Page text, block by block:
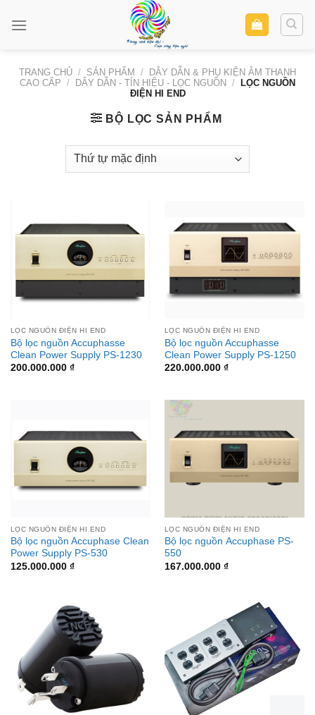
TRANG CHỦ / SẢN PHẨM /
DÂY DẪN & PHỤ KIỆN ÂM THANH
CAO CẤP
/ DÂY DẪN - TÍN HIỆU - LỌC NGUỒN /
LỌC NGUỒN
ĐIỆN HI END
BỘ LỌC SẢN PHẨM
LỌC NGUỒN ĐIỆN HI END
Bộ lọc nguồn Accuphasse
Clean Power Supply PS-1230
200.000.000 ₫
LỌC NGUỒN ĐIỆN HI END
Bộ lọc nguồn Accuphasse
Clean Power Supply PS-1250
220.000.000 ₫
LỌC NGUỒN ĐIỆN HI END
Bộ lọc nguồn Accuphase Clean
Power Supply PS-530
125.000.000 ₫
LỌC NGUỒN ĐIỆN HI END
Bộ lọc nguồn Accuphase PS-
550
167.000.000 ₫